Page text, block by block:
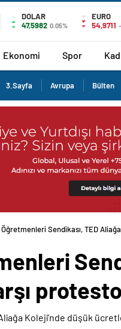
DOLAR
47,5982 0.05%
EURO
54,9711
Ekonomi Spor
3.Sayfa Avrupa Bülten
Sendikası, TED